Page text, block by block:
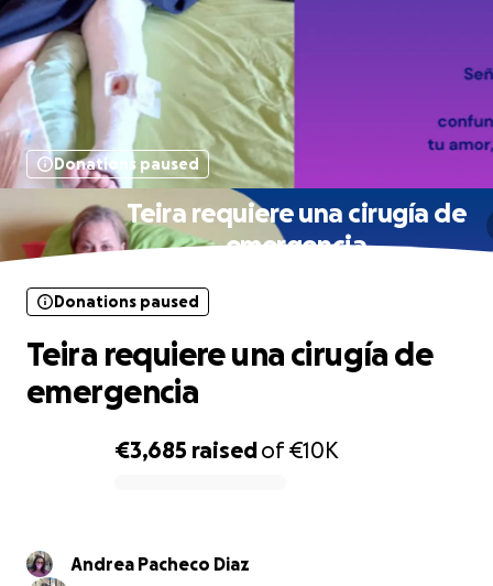
Donations paused
Teira requiere una cirugía de
emergencia
€3,685 raisedof€10K
Donations paused
Teira requiere una cirugía de
emergencia
Andrea Pacheco Diaz